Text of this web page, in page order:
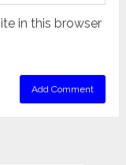
in this browser